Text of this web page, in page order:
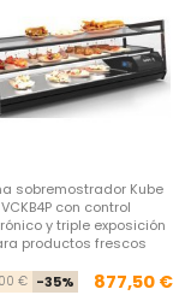
sobremostrador Kube
VCKB4P con control
y triple exposición
productos frescos
€ -35% 877,50 €